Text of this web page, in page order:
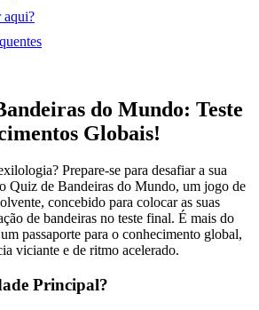
aqui?
do Mundo: Teste
Globais!
Prepare-se para desafiar a sua
Quiz de Bandeiras do Mundo, um jogo de
concebido para colocar as suas
de bandeiras no teste final. É mais do
passaporte para o conhecimento global,
viciante e de ritmo acelerado.
Principal?